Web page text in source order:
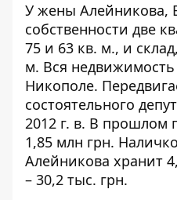
У жены Алейникова,
собственности две
75 и 63 кв. м., и
м. Вся
Никополе.
состоятельного
2012 г. в. В прошлом
1,85 млн грн.
Алейникова хранит
– 30,2 тыс. грн.